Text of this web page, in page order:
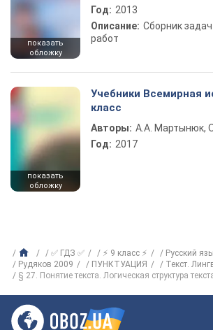
показать
обложку
Год: 2013
Описание: Сборник
работ
показать
обложку
Учебники Всемирная
класс
Авторы: А.А. Мартынюк,
Год: 2017
✅ ГДЗ ✅ ⚡ 9 класс ⚡
Русский
Рудяков 2009
ПУНКТУАЦИЯ
Текст.
§ 27. Понятие текста. Логическая структура